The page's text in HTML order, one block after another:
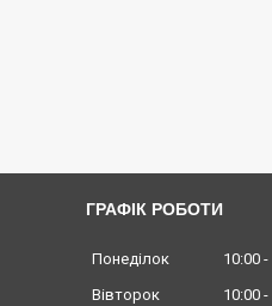
ГРАФІК РОБОТИ
Понеділок 10:00
Вівторок
10:00